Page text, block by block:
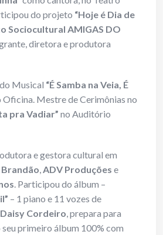
do projeto “Hoje é Dia de
Sociocultural AMIGAS DO
diretora e produtora
Musical “É Samba na Veia, É
Oficina. Mestre de Cerimônias no
pra Vadiar” no Auditório
e gestora cultural em
Brandão,ADV Produções e
. Participou do álbum –
– 1 piano e 11 vozes de
Daisy Cordeiro, prepara para
primeiro álbum 100% com